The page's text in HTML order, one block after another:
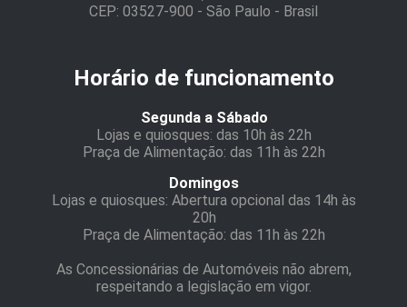
CEP: 03527-900 - São Paulo - Brasil
Horário de funcionamento
Segunda a Sábado
Lojas e quiosques: das 10h às 22h
Praça de Alimentação: das 11h às 22h
Domingos
Lojas e quiosques: Abertura opcional das 14h às
20h
Praça de Alimentação: das 11h às 22h
As Concessionárias de Automóveis não abrem,
respeitando a legislação em vigor.